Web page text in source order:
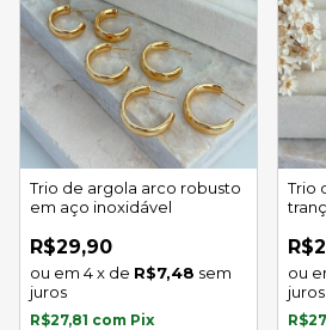
Trio de argola arco robusto
em aço inoxidável
R$29,90
4x de R$7,48 sem
juros
R$27,81 com Pix
Trio
juros